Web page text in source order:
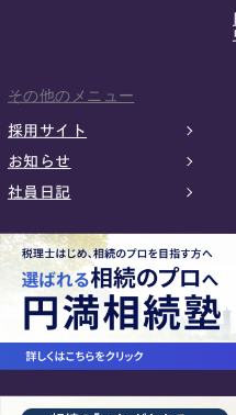
その他のメニュー
採用サイト
お知らせ
社員日記